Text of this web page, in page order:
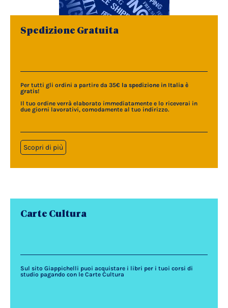
Spedizione Gratuita
Per tutti gli ordini a partire da 35€ la spedizione in Italia è
gratis!
Il tuo ordine verrà elaborato immediatamente e lo riceverai in
due giorni lavorativi, comodamente al tuo indirizzo.
Scopri di più
Carte Cultura
Sul sito Giappichelli puoi acquistare i libri per i tuoi corsi di
studio pagando con le Carte Cultura